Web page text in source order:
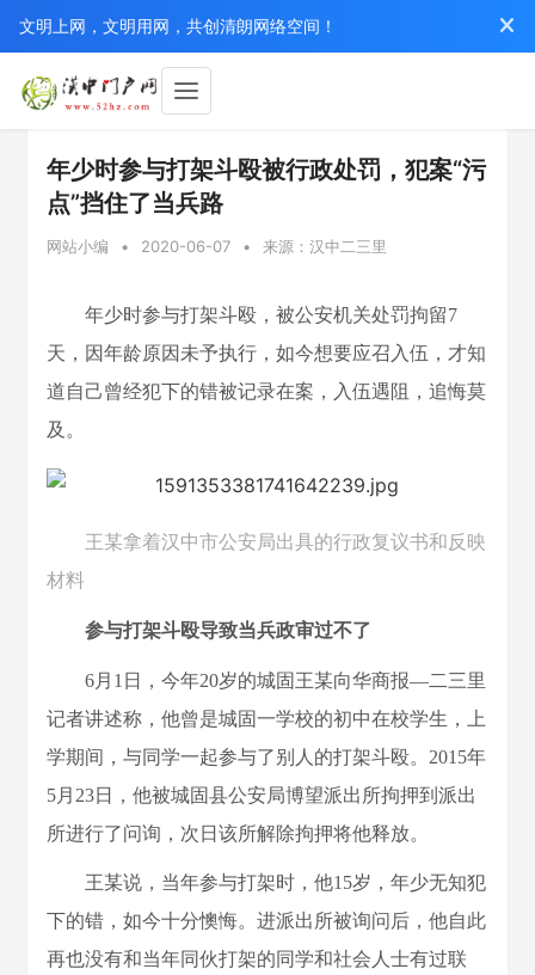
文明上网，文明用网，共创清朗网络空间！
年少时参与打架斗殴被行政处罚，犯案“污
点”挡住了当兵路
网站小编 • 2020-06-07 • 来源：汉中二三里
年少时参与打架斗殴，被公安机关处罚拘留7
天，因年龄原因未予执行，如今想要应召入伍，才知
道自己曾经犯下的错被记录在案，入伍遇阻，追悔莫
及。
王某拿着汉中市公安局出具的行政复议书和反映
材料
参与打架斗殴导致当兵政审过不了
6月1日，今年20岁的城固王某向华商报—二三里
记者讲述称，他曾是城固一学校的初中在校学生，上
学期间，与同学一起参与了别人的打架斗殴。2015年
5月23日，他被城固县公安局博望派出所拘押到派出
所进行了问询，次日该所解除拘押将他释放。
王某说，当年参与打架时，他15岁，年少无知犯
下的错，如今十分懊悔。进派出所被询问后，他自此
再也没有和当年同伙打架的同学和社会人士有过联